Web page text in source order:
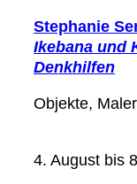
Stephanie
Ikebana und
Denkhilfen
Objekte,
4. August bis